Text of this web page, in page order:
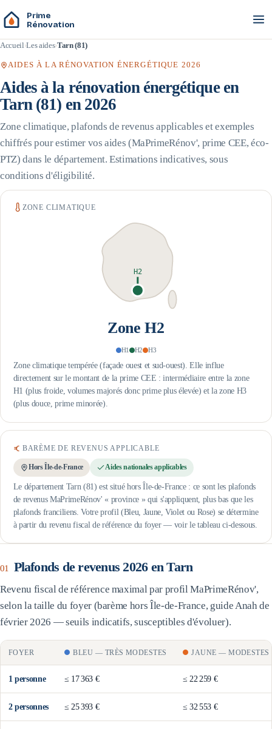
Prime
Rénovation
Accueil Les aides Tarn (81)
AIDES À LA RÉNOVATION ÉNERGÉTIQUE 2026
Aides à la rénovation énergétique en
Tarn (81) en 2026
Zone climatique, plafonds de revenus applicables et exemples
chiffrés pour estimer vos aides (MaPrimeRénov', prime CEE, éco-
PTZ) dans le département. Estimations indicatives, sous
conditions d'éligibilité.
ZONE CLIMATIQUE
H2
ZoneH2
H1 H2 H3
Zone climatique tempérée (façade ouest et sud-ouest). Elle influe
directement sur le montant de la prime CEE : intermédiaire entre la zone
H1 (plus froide, volumes majorés donc prime plus élevée) et la zone H3
(plus douce, prime minorée).
BARÈME DE REVENUS APPLICABLE
Hors Île-de-France Aides nationales applicables
Le département Tarn (81) est situé hors Île-de-France : ce sont les plafonds
de revenus MaPrimeRénov' « province » qui s'appliquent, plus bas que les
plafonds franciliens. Votre profil (Bleu, Jaune, Violet ou Rose) se détermine
à partir du revenu fiscal de référence du foyer — voir le tableau ci-dessous.
01 Plafonds de revenus 2026 en Tarn
Revenu fiscal de référence maximal par profil MaPrimeRénov',
selon la taille du foyer (barème hors Île-de-France, guide Anah de
février 2026 — seuils indicatifs, susceptibles d'évoluer).
FOYER BLEU — TRÈS MODESTES JAUNE —MODESTES
1 personne ≤ 17 363 € ≤ 22 259 €
2personnes ≤ 25 393 € ≤32 553 €